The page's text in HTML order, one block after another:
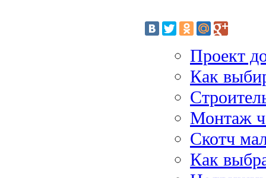
Проект
Как
Монтаж
Скотч
Как